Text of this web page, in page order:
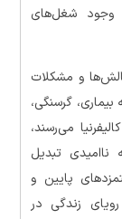
وجود شغل‌های
و مشکلات
گرسنگی،
می‌رسند،
تبدیل
پایین و
زندگی در